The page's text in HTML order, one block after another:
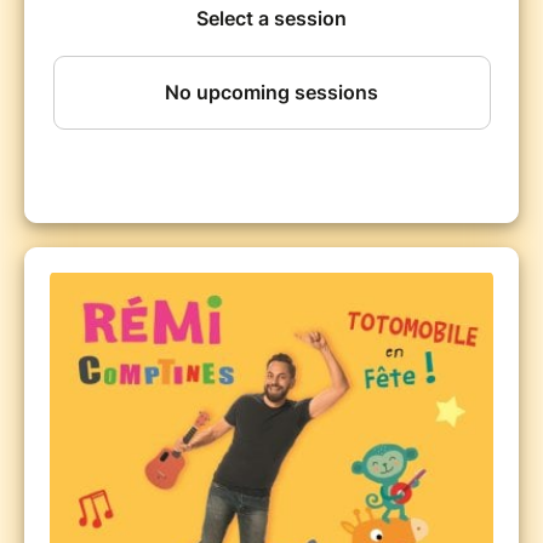
et tous leurs amis, rejoignez Rémi et la Totomobile, qui
comptines !
idéal pour les enfants qui aiment bouger, chanter,
enfants... bref, un spectacle spécial bonne humeur
Chanteur pour les enfants depuis ses 23 ans, Rémi a
déjà fêté ses 30 ans de carrière ! Avec un disque de
platine et deux disques d'or à son actif, il est l'artiste
incontournable pour les petits.
le spectacle est en configuration assise. Les
places sont payantes pour les enfants à partir de 1 an.
Les plus jeunes bébés, de la naissance à 11 mois, sont
bien sûr les bienvenus (réservez un billet gratuit, un
justificatif vous sera demandé à l'entrée).